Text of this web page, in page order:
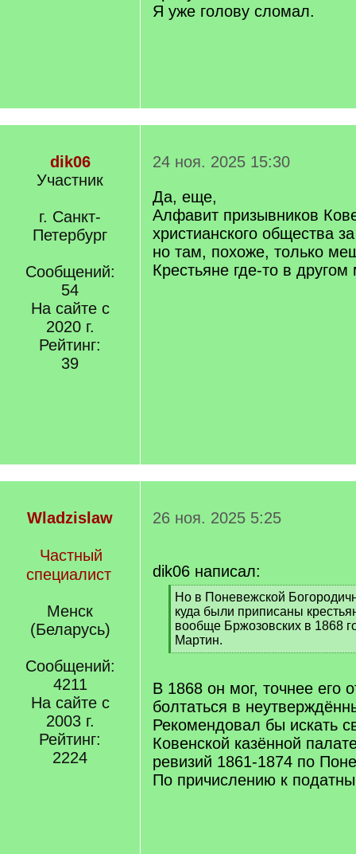
Я уже голову сломал.
dik06
Участник
г. Санкт-
Петербург
Сообщений:
54
На сайте с
2020 г.
Рейтинг:
39
24 ноя. 2025 15:30
Да, еще,
Алфавит призывников
христианского общества
но там, похоже, только
Крестьяне где-то в другом
Wladzislaw
Частный
специалист
Менск
(Беларусь)
Сообщений:
4211
На сайте с
2003 г.
Рейтинг:
2224
26 ноя. 2025 5:25
dik06 написал:
[
q
]
Но в Поневежской
куда были приписаны
вообще Бржозовских в 1868
Мартин.
[
q
]
В 1868 он мог, точнее его
болтаться в
Рекомендовал бы искать
Ковенской казённой
ревизий 1861-1874 по
По причислению к